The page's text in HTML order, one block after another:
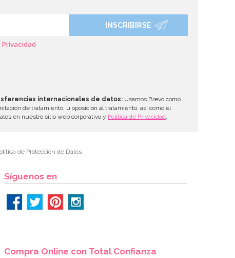
INSCRIBIRSE
internacionales de datos: Usamos Brevo como
de tratamiento, u oposición al tratamiento, así como el
en nuestro sitio web corporativo y Política de Privacidad
de Protección de Datos.
Síguenos en
Compra Online con Total Confianza